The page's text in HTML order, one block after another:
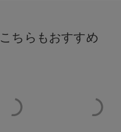
こちらもおすすめ